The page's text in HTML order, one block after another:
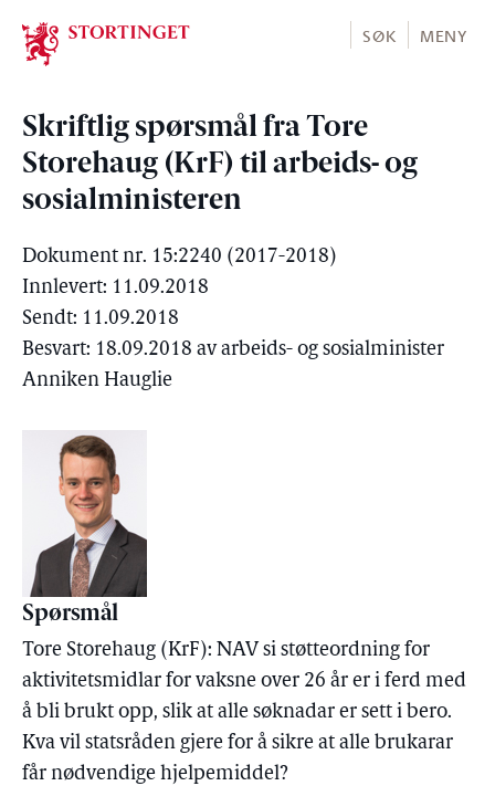
Stortinget.no
SØK MENY
Skriftlig spørsmål fra Tore
Storehaug (KrF) til arbeids- og
sosialministeren
Dokument nr. 15:2240 (2017-2018)
Innlevert: 11.09.2018
Sendt: 11.09.2018
Besvart: 18.09.2018 av arbeids- og sosialminister
Anniken Hauglie
Spørsmål
Tore Storehaug (KrF): NAV si støtteordning for
aktivitetsmidlar for vaksne over 26 år er i ferd med
å bli brukt opp, slik at alle søknadar er sett i bero.
Kva vil statsråden gjere for å sikre at alle brukarar
får nødvendige hjelpemiddel?